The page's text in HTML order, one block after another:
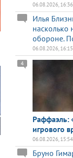
06.08.2026, 16:36
Илья
насколько
обороне.
06.08.2026, 16:15
Раффаэль:
игрового
4
06.08.2026, 15:54
Бруно